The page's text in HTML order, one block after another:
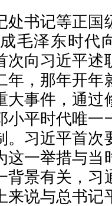
处书记等正国
毛泽东时代
次向习近平述
年，那年开年
大事件，通过
小平时代唯一
。习近平首次
这一举措与当
背景有关，习
来说与总书记